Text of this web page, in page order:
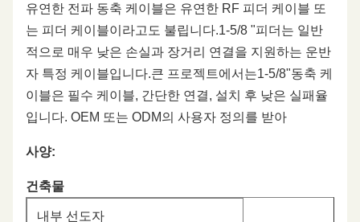
유연한 전파 동축 케이블은 유연한 RF 피더 케이블 또
는 피더 케이블이라고도 불립니다.1-5/8 "피더는 일반
적으로 매우 낮은 손실과 장거리 연결을 지원하는 운반
자 특정 케이블입니다.큰 프로젝트에서는1-5/8"동축 케
이블은 필수 케이블, 간단한 연결, 설치 후 낮은 실패율
입니다. OEM 또는 ODM의 사용자 정의를 받아
사양:
건축물
내부 선도자